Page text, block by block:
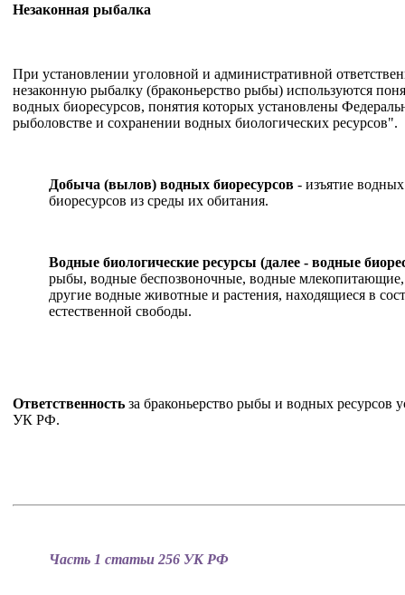
Незаконная рыбалка
При установлении уголовной и административной
незаконную рыбалку (браконьерство рыбы) используются
водных биоресурсов, понятия которых установлены
рыболовстве и сохранении водных биологических ресурсов".
Добыча (вылов) водных биоресурсов - изъятие водных
биоресурсов из среды их обитания.
Водные биологические ресурсы (далее - водные
рыбы, водные беспозвоночные, водные млекопитающие,
другие водные животные и растения, находящиеся в
естественной свободы.
Ответственность за браконьерство рыбы и водных ресурсов
УК РФ.
Часть 1 статьи 256 УК РФ